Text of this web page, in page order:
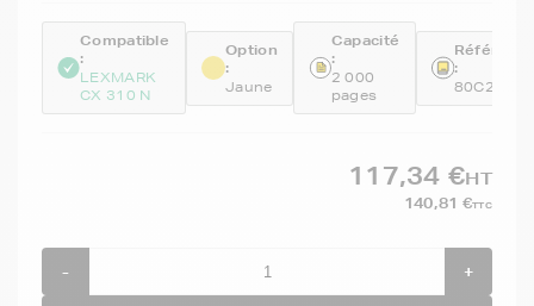
Compatible
:
LEXMARK
CX 310 N
Option
:
Jaune
Capacité
:
2 000
pages
:
80C2SY0
117,34 €HT
140,81 €TTC
- +